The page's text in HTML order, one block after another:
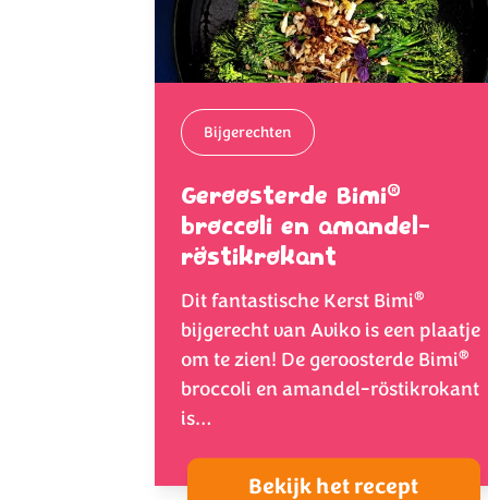
Bijgerechten
Geroosterde Bimi®
broccoli en amandel-
röstikrokant
Dit fantastische Kerst Bimi®
bijgerecht van Aviko is een plaatje
om te zien! De geroosterde Bimi®
broccoli en amandel-röstikrokant
is…
Bekijk het recept